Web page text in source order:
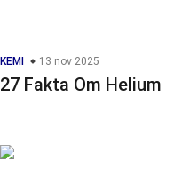
KEMI 13 nov 2025
27 Fakta Om Helium